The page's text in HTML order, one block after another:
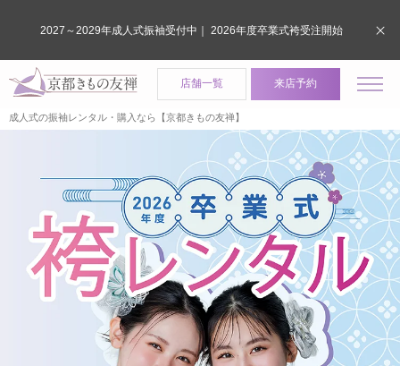
店舗一覧 来店予約
成人式の振袖レンタル・購入なら【京都きもの友禅】
2027～2029年成人式振袖受付中｜ 2026年度卒業式袴受注開始